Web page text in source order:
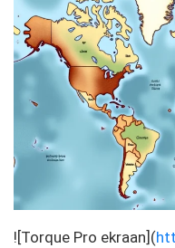
![Torque Pro ekraan](